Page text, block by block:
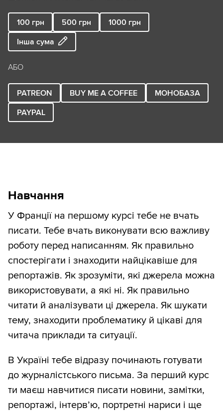
100 грн 500 грн 1000 грн
Інша сума
АБО
PATREON BUY ME A COFFEE
МОНОБАЗА
PAYPAL
Навчання
У Франції на першому курсі тебе не вчать
писати. Тебе вчать виконувати всю важливу
роботу перед написанням. Як правильно
спостерігати і знаходити найцікавіше для
репортажів. Як зрозуміти, які джерела можна
використовувати, а які ні. Як правильно
читати й аналізувати ці джерела. Як шукати
тему, знаходити проблематику й цікаві для
читача приклади та ситуації.
В Україні тебе відразу починають готувати
до журналістського письма. За перший курс
ти маєш навчитися писати новини, замітки,
репортажі, інтервʼю, портретні нариси і ще